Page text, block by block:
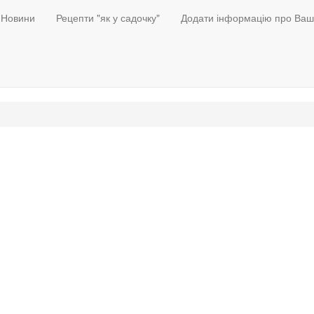
Новини Рецепти "як у садочку" Додати інформацію про